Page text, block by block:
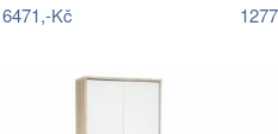
6471,-Kč